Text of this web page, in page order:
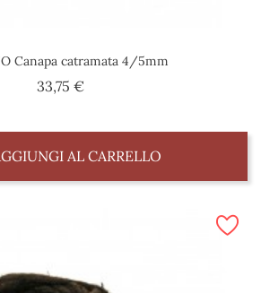
Canapa catramata 4/5mm
33,75 €Prezzo
AL CARRELLO